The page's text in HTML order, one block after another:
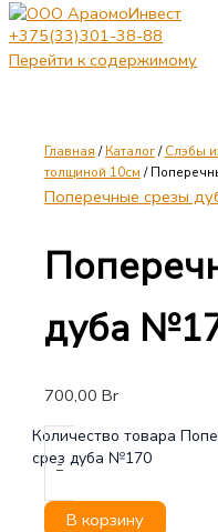
+375(33)301-38-88
Перейти к содержимому
Главная /Каталог/Слэбы
толщиной 10см /
Поперечные срезы
дуба
700,00 Br
-
Количество товара
срез дуба №170
В корзину